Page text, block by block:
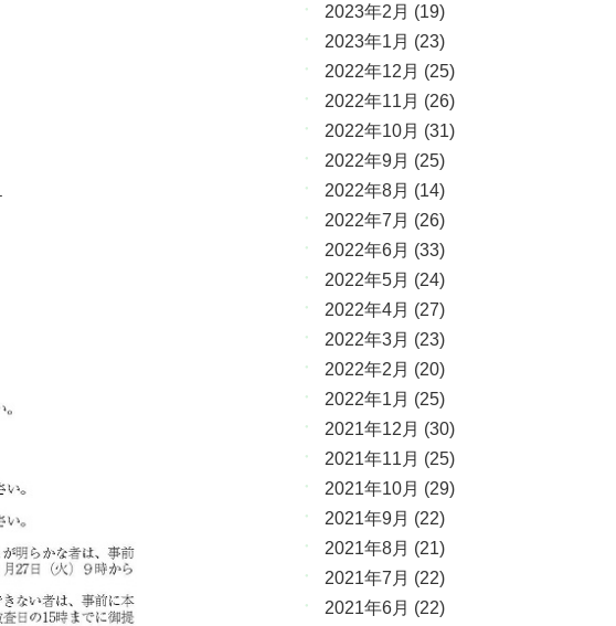
2023年2月 (19)
2023年1月 (23)
2022年12月 (25)
2022年11月 (26)
2022年10月 (31)
2022年9月 (25)
2022年8月 (14)
2022年7月 (26)
2022年6月 (33)
2022年5月 (24)
2022年4月 (27)
2022年3月 (23)
2022年2月 (20)
2022年1月 (25)
2021年12月 (30)
2021年11月 (25)
2021年10月 (29)
2021年9月 (22)
2021年8月 (21)
2021年7月 (22)
2021年6月 (22)